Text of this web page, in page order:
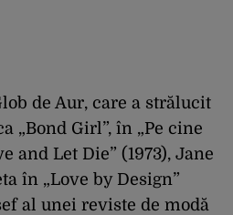
de Aur, care a strălucit
„Bond Girl”, în „Pe cine
and Let Die” (1973), Jane
în „Love by Design”
al unei reviste de modă